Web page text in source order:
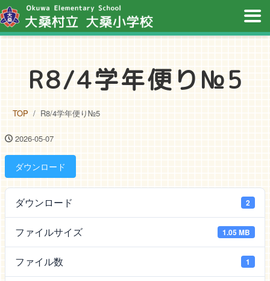
R8/4学年便り№5
TOP R8/4学年便り№5
2026-05-07
ダウンロード
ダウンロード 2
ファイルサイズ 1.05 MB
ファイル数 1